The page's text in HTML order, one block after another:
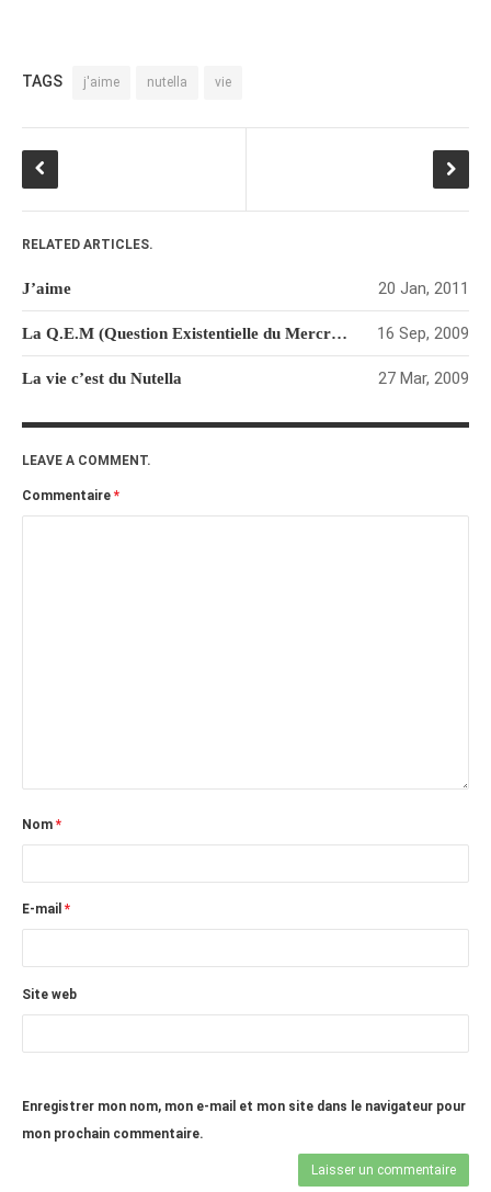
janvier 2013
octobre 2012
août 2012
juillet 2012
avril 2012
mars 2012
février 2012
octobre 2010
juillet 2010
juin 2010
mars 2010
février 2010
TAGS j'aime nutella vie
RELATED ARTICLES.
J’aime 20 Jan, 2011
La Q.E.M (Question Existentielle du Mercredi) 16 Sep, 2009
La vie c’est du Nutella 27 Mar, 2009
LEAVE A COMMENT.
Commentaire *
Nom *
E-mail *
Site web
Enregistrer mon nom, mon e-mail et mon site dans le navigateur pour
mon prochain commentaire.